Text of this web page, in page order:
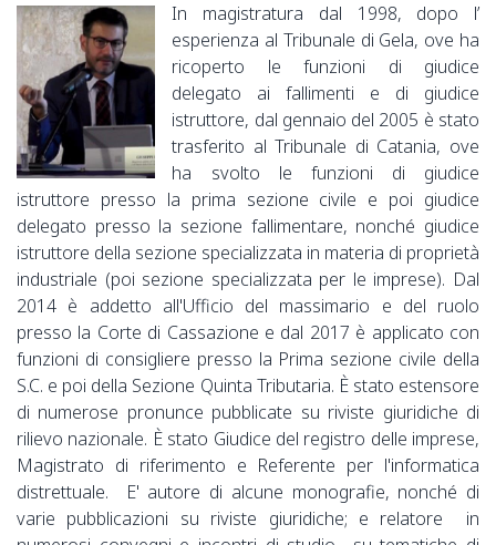
In magistratura dal 1998, dopo l’
esperienza al Tribunale di Gela, ove ha
ricoperto le funzioni di giudice
delegato ai fallimenti e di giudice
istruttore, dal gennaio del 2005 è stato
trasferito al Tribunale di Catania, ove
ha svolto le funzioni di giudice
istruttore presso la prima sezione civile e poi giudice
delegato presso la sezione fallimentare, nonché giudice
istruttore della sezione specializzata in materia di proprietà
industriale (poi sezione specializzata per le imprese). Dal
2014 è addetto all'Ufficio del massimario e del ruolo
presso la Corte di Cassazione e dal 2017 è applicato con
funzioni di consigliere presso la Prima sezione civile della
S.C. e poi della Sezione Quinta Tributaria. È stato estensore
di numerose pronunce pubblicate su riviste giuridiche di
rilievo nazionale. È stato Giudice del registro delle imprese,
Magistrato di riferimento e Referente per l'informatica
distrettuale. E' autore di alcune monografie, nonché di
varie pubblicazioni su riviste giuridiche; e relatore in